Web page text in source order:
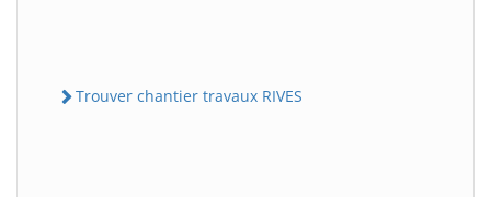
Trouver chantier travaux RIVES